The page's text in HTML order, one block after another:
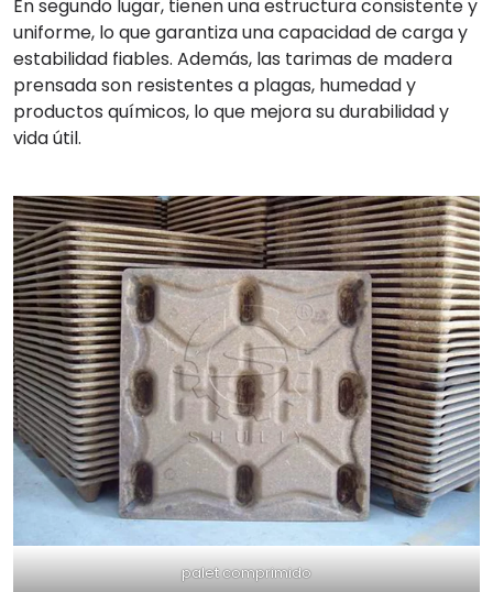
En segundo lugar, tienen una estructura consistente y
uniforme, lo que garantiza una capacidad de carga y
estabilidad fiables. Además, las tarimas de madera
prensada son resistentes a plagas, humedad y
productos químicos, lo que mejora su durabilidad y
vida útil.
palet comprimido